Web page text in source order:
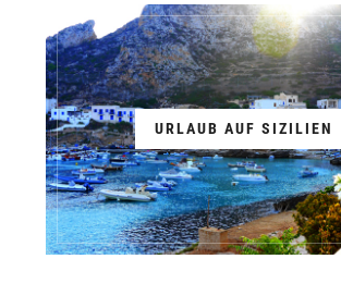
URLAUB AUF SIZILIEN